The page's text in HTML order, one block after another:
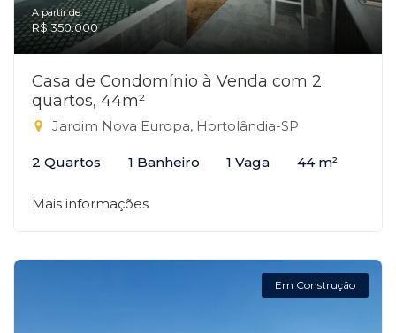
A partir de:
R$ 350.000
Casa de Condomínio à Venda com 2
quartos, 44m²
Jardim Nova Europa, Hortolândia-SP
2 Quartos 1 Banheiro 1 Vaga 44 m²
Mais informações
Em Construção